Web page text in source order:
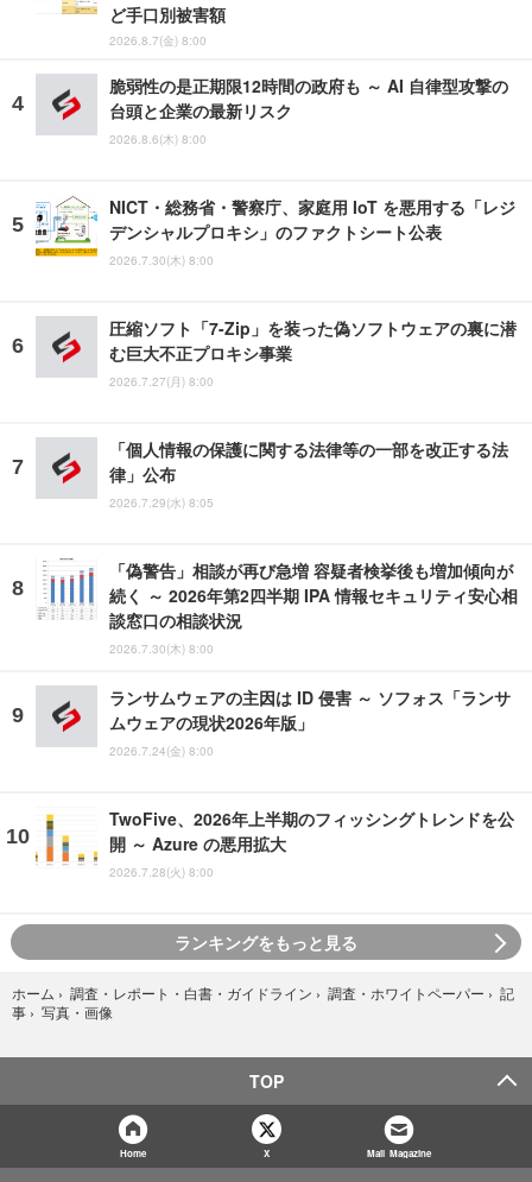
ど手口別被害額
2026.8.7(金) 8:00
脆弱性の是正期限12時間の政府も ～ AI 自律型攻撃の
台頭と企業の最新リスク
2026.8.6(木) 8:00
NICT・総務省・警察庁、家庭用 IoT を悪用する「レジ
デンシャルプロキシ」のファクトシート公表
2026.7.30(木) 8:00
圧縮ソフト「7-Zip」を装った偽ソフトウェアの裏に潜
む巨大不正プロキシ事業
2026.7.27(月) 8:00
「個人情報の保護に関する法律等の一部を改正する法
律」公布
2026.7.29(水) 8:05
「偽警告」相談が再び急増 容疑者検挙後も増加傾向が
続く ～ 2026年第2四半期 IPA 情報セキュリティ安心相
談窓口の相談状況
2026.7.30(木) 8:00
ランサムウェアの主因は ID 侵害 ～ ソフォス「ランサ
ムウェアの現状2026年版」
2026.7.24(金) 8:00
TwoFive、2026年上半期のフィッシングトレンドを公
開 ～ Azure の悪用拡大
2026.7.28(火) 8:00
ランキングをもっと見る
ホーム › 調査・レポート・白書・ガイドライン › 調査・ホワイトペーパー › 記
事 › 写真・画像
TOP
Home X Mail Magazine